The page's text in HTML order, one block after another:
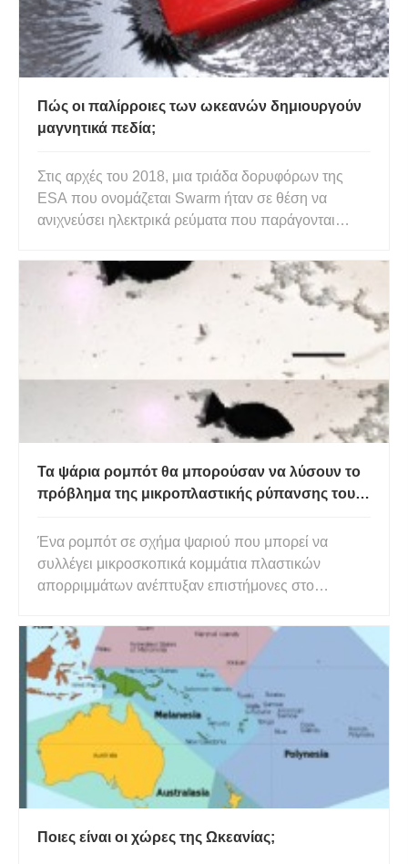
Πώς οι παλίρροιες των ωκεανών δημιουργούν
μαγνητικά πεδία;
Στις αρχές του 2018, μια τριάδα δορυφόρων της
ESA που ονομάζεται Swarm ήταν σε θέση να
ανιχνεύσει ηλεκτρικά ρεύματα που παράγονται
του μαγνητικού πεδίου της Γης από τη βαρυτική
έλξη της Σελήνης. Αυτά τα ρεύματα μπορούν στη
συνέχεια να προκαλέσουν τα δικά
Τα ψάρια ρομπότ θα μπορούσαν να λύσουν το
πρόβλημα της μικροπλαστικής ρύπανσης του
Ένα ρομπότ σε σχήμα ψαριού που μπορεί να
συλλέγει μικροσκοπικά κομμάτια πλαστικών
απορριμμάτων ανέπτυξαν επιστήμονες στο
χρησιμοποιεί φως από ένα λέιζερ για να χτυπήσει
την ουρά του πλάι-πλάι και έχει ένα σώμα που
μπορεί να προσελκύει μόρια που βρίσκονται σ
Ποιες είναι οι χώρες της Ωκεανίας;